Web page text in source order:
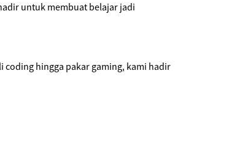
untuk membuat belajar jadi
hingga pakar gaming, kami hadir